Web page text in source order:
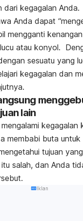
dari kegagalan
Anda dapat
mengganti
atau konyol.
sesuatu yang
kegagalan dan
lain
kegagalan
membabi buta untuk
tujuan
salah, dan Anda
Iklan